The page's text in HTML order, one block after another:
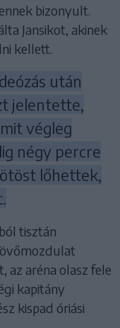
bizonyult.
Jansikot, akinek
kellett.
után
jelentette,
végleg
négy percre
lőhettek,
tisztán
az aréna olasz fele
kapitány
kispad óriási